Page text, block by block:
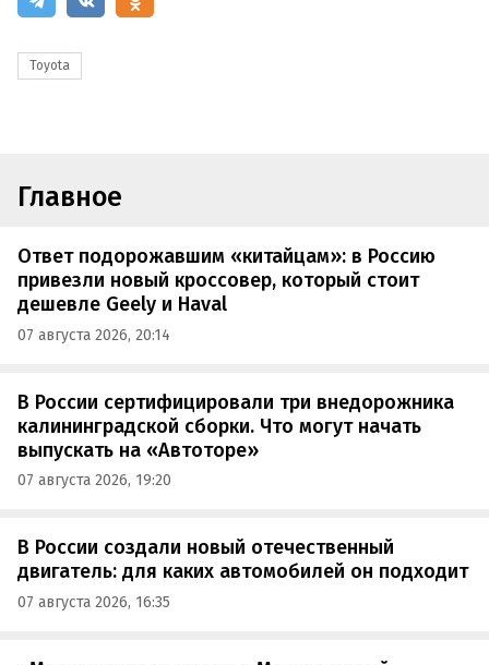
Toyota
Главное
Ответ подорожавшим «китайцам»: в Россию
привезли новый кроссовер, который стоит
дешевле Geely и Haval
07 августа 2026, 20:14
В России сертифицировали три внедорожника
калининградской сборки. Что могут начать
выпускать на «Автоторе»
07 августа 2026, 19:20
В России создали новый отечественный
двигатель: для каких автомобилей он подходит
07 августа 2026, 16:35